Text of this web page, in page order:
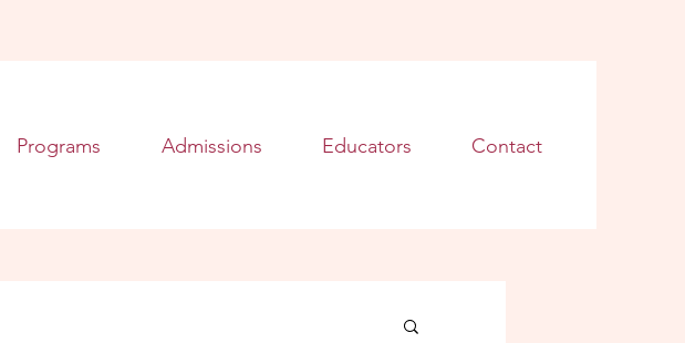
Programs Admissions Educators Contact